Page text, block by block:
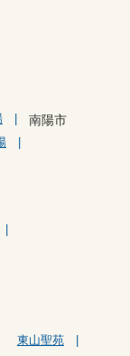
南陽市
東山聖苑